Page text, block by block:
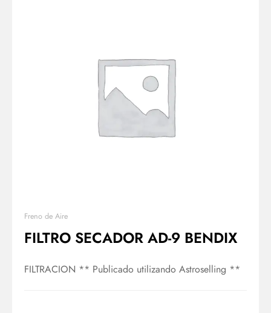
Freno de Aire
FILTRO SECADOR AD-9 BENDIX
FILTRACION ** Publicado utilizando Astroselling **